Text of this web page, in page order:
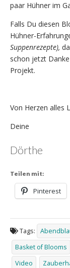
paar Hühner im
Falls Du diesen
Hühner-
Suppenrezepte),
schon jetzt
Projekt.
Von Herzen alles
Deine
Dörthe
Teilen mit:
Pinterest
Tags:
Basket of Blooms
Video